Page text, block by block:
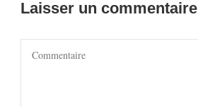
Laisser un commentaire